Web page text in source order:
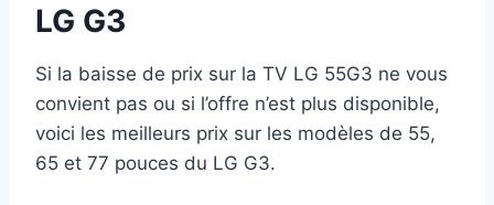
LG G3
Si la baisse de prix sur la TV LG 55G3 ne vous
convient pas ou si l’offre n’est plus disponible,
voici les meilleurs prix sur les modèles de 55,
65 et 77 pouces du LG G3.